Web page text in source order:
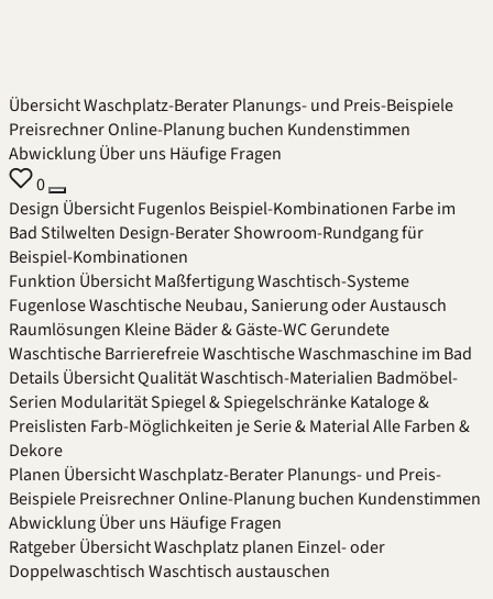
ÜbersichtWaschplatz-BeraterPlanungs- und Preis-Beispiele
PreisrechnerOnline-Planung buchen Kundenstimmen
AbwicklungÜber unsHäufige Fragen
0
Design ÜbersichtFugenlosBeispiel-Kombinationen Farbe im
BadStilwelten Design-BeraterShowroom-Rundgang für
Beispiel-Kombinationen
Funktion ÜbersichtMaßfertigungWaschtisch-Systeme
Fugenlose WaschtischeNeubau, Sanierung oder Austausch
Raumlösungen Kleine Bäder & Gäste-WCGerundete
WaschtischeBarrierefreie WaschtischeWaschmaschine im Bad
DetailsÜbersichtQualitätWaschtisch-Materialien Badmöbel-
Serien ModularitätSpiegel & SpiegelschränkeKataloge &
Preislisten Farb-Möglichkeiten je Serie & MaterialAlle Farben &
Dekore
Planen ÜbersichtWaschplatz-BeraterPlanungs- und Preis-
BeispielePreisrechnerOnline-Planung buchen Kundenstimmen
AbwicklungÜber unsHäufige Fragen
RatgeberÜbersichtWaschplatz planen Einzel- oder
DoppelwaschtischWaschtisch austauschen